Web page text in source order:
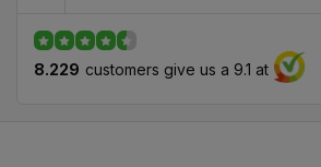
8.229 customers give us a 9.1 at